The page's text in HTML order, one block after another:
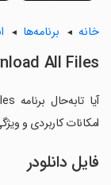
خانه برنامه‌ها
All Files
امکانات کاربردی و
فایل دانلودر